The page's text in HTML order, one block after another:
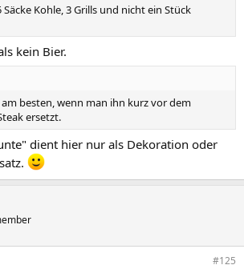
Kohle, 3 Grills und nicht ein Stück
kein Bier.
besten, wenn man ihn kurz vor dem
ersetzt.
dient hier nur als Dekoration oder
#125